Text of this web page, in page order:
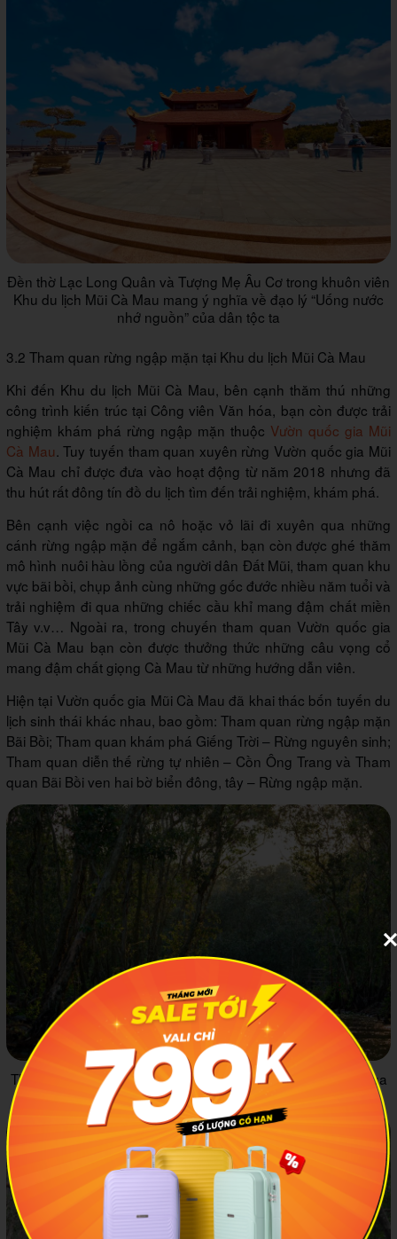
Đền thờ Lạc Long Quân và Tượng Mẹ Âu Cơ trong khuôn viên
Khu du lịch Mũi Cà Mau mang ý nghĩa về đạo lý “Uống nước
nhớ nguồn” của dân tộc ta
3.2 Tham quan rừng ngập mặn tại Khu du lịch Mũi Cà Mau
Khi đến Khu du lịch Mũi Cà Mau, bên cạnh thăm thú những
công trình kiến trúc tại Công viên Văn hóa, bạn còn được trải
nghiệm khám phá rừng ngập mặn thuộc Vườn quốc gia Mũi
Cà Mau. Tuy tuyến tham quan xuyên rừng Vườn quốc gia Mũi
Cà Mau chỉ được đưa vào hoạt động từ năm 2018 nhưng đã
thu hút rất đông tín đồ du lịch tìm đến trải nghiệm, khám phá.
Bên cạnh việc ngồi ca nô hoặc vỏ lãi đi xuyên qua những
cánh rừng ngập mặn để ngắm cảnh, bạn còn được ghé thăm
mô hình nuôi hàu lồng của người dân Đất Mũi, tham quan khu
vực bãi bồi, chụp ảnh cùng những gốc đước nhiều năm tuổi và
trải nghiệm đi qua những chiếc cầu khỉ mang đậm chất miền
Tây v.v… Ngoài ra, trong chuyến tham quan Vườn quốc gia
Mũi Cà Mau bạn còn được thưởng thức những câu vọng cổ
mang đậm chất giọng Cà Mau từ những hướng dẫn viên.
Hiện tại Vườn quốc gia Mũi Cà Mau đã khai thác bốn tuyến du
lịch sinh thái khác nhau, bao gồm: Tham quan rừng ngập mặn
Bãi Bồi; Tham quan khám phá Giếng Trời – Rừng nguyên sinh;
Tham quan diễn thế rừng tự nhiên – Cồn Ông Trang và Tham
quan Bãi Bồi ven hai bờ biển đông, tây – Rừng ngập mặn.
Tham quan rừng ngập mặn là điều mà bạn không thể bỏ qua
khi ghé thăm Khu du lịch Mũi Cà Mau